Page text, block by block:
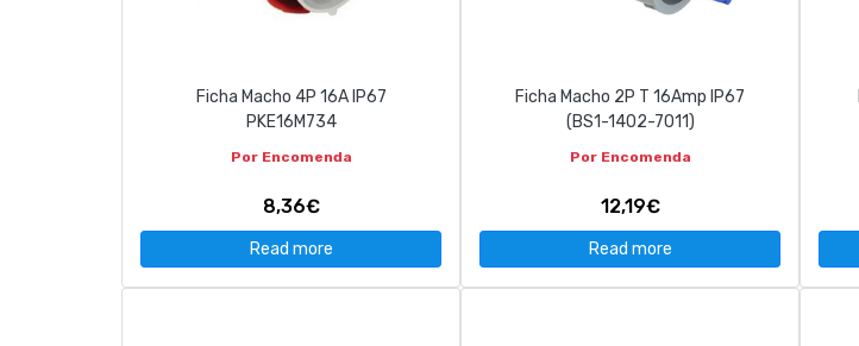
geral@luxivo.pt
Ficha Macho 4P 16A IP67
PKE16M734
Por Encomenda
8,36€
Read more
Ficha Macho 2P T 16Amp IP67
(BS1-1402-7011)
Por Encomenda
12,19€
Read more